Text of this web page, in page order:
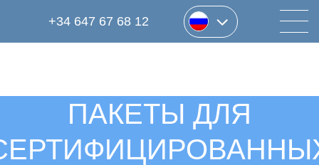
+34 647 67 68 12
ПАКЕТЫ ДЛЯ